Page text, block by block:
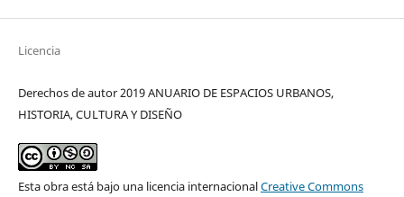
Licencia
Derechos de autor 2019 ANUARIO DE ESPACIOS URBANOS,
HISTORIA, CULTURA Y DISEÑO
Esta obra está bajo una licencia internacionalCreative Commons